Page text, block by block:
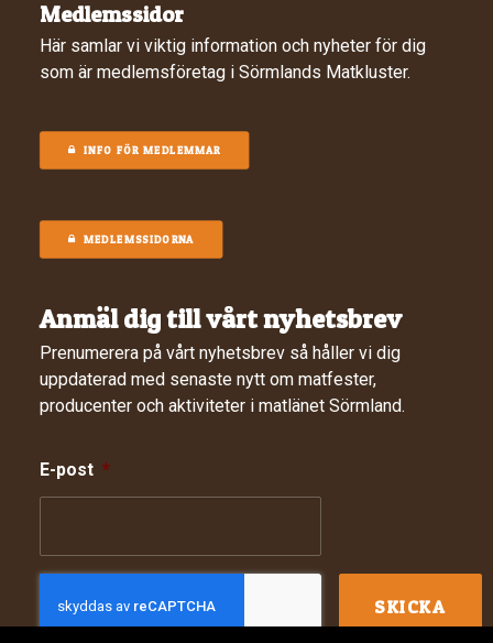
Medlemssidor
Här samlar vi viktig information och nyheter för dig
som är medlemsföretag i Sörmlands Matkluster.
INFO FÖR MEDLEMMAR
MEDLEMSSIDORNA
Anmäl dig till vårt nyhetsbrev
Prenumerera på vårt nyhetsbrev så håller vi dig
uppdaterad med senaste nytt om matfester,
producenter och aktiviteter i matlänet Sörmland.
E-post *